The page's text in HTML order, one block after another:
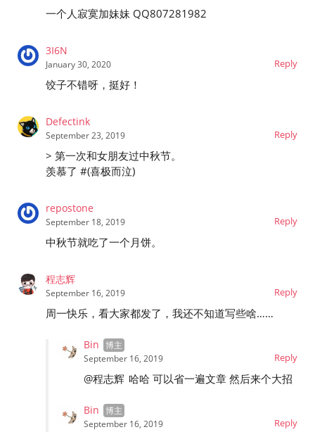
一个人寂寞加妹妹 QQ807281982
3I6N
Reply
January 30, 2020
饺子不错呀，挺好！
Defectink
Reply
September 23, 2019
> 第一次和女朋友过中秋节。
羡慕了 #(喜极而泣)
repostone
Reply
September 18, 2019
中秋节就吃了一个月饼。
程志辉
Reply
September 16, 2019
周一快乐，看大家都发了，我还不知道写些啥……
Bin
Reply
September 16, 2019
@程志辉 哈哈 可以省一遍文章 然后来个大招
Bin
Reply
September 16, 2019